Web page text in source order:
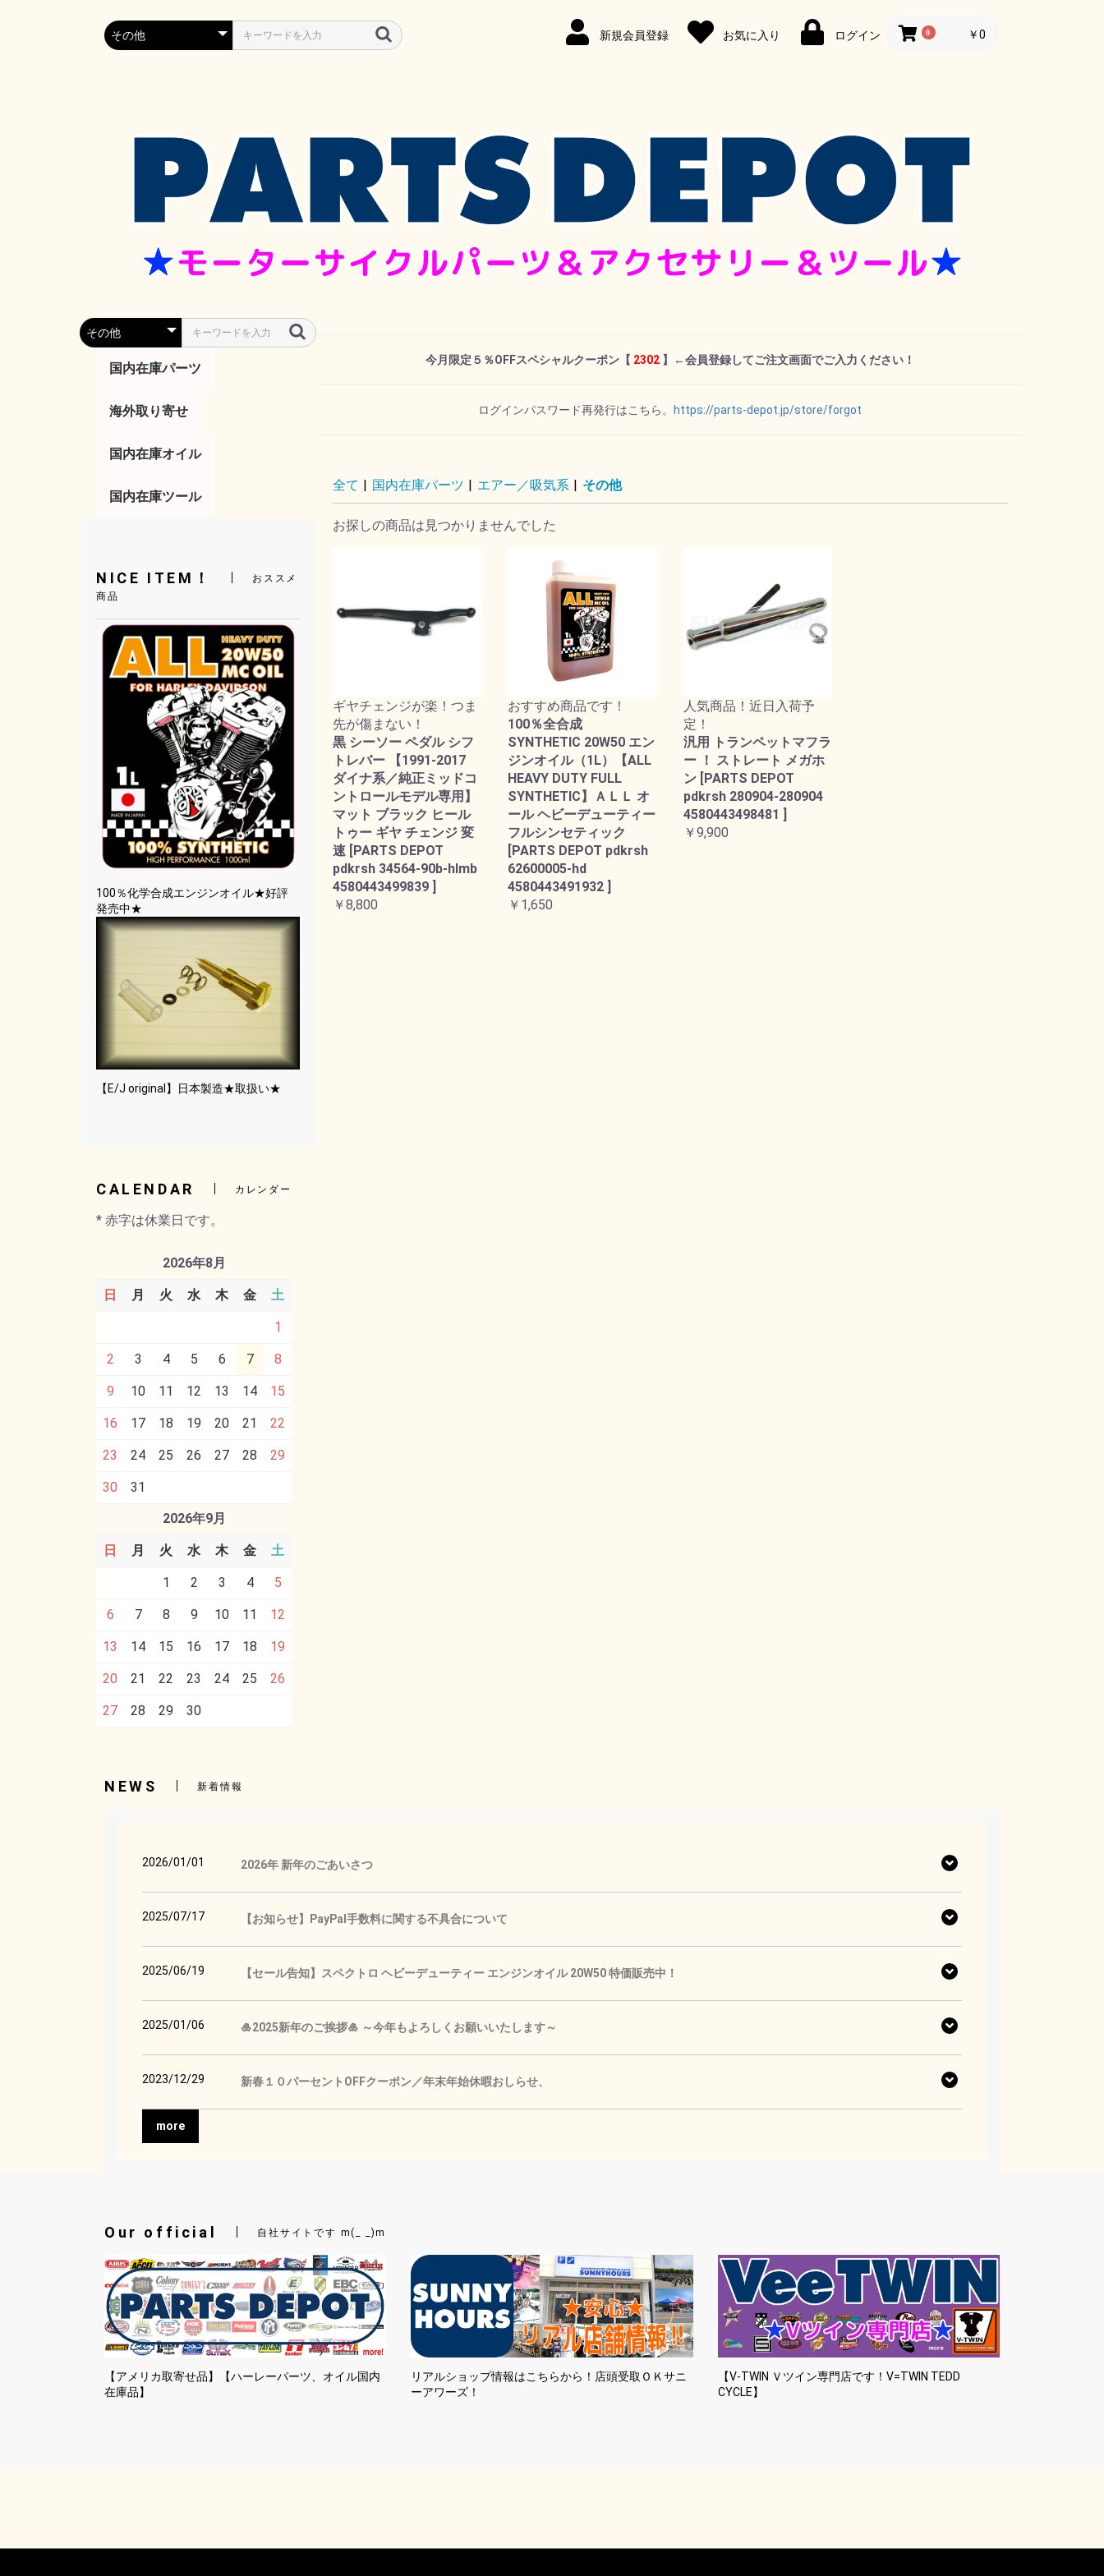
新規会員登録 お気に入り ログイン 0 ￥0
国内在庫パーツ
コントロール
サスペンション
タイヤ／ホイール
タンク／フェンダー
トランスミッション／
フットコントロール
ボディー
マフラー／排気系
ライト／ウインカー
ラック／キャリア
電気系／エレクトリッ
ブレーキ
エアー／吸気系 オイルゲージ
海外取り寄せ
国内在庫オイル
オイル／フィルター SPECTRO スペクトロ
REVTECH レブテック
Royal Purple ロイヤル
ハーレーダビッドソン
MOTOR FACTORYモ
DRAG ドラッグスペシ
MOTUL モチュール
バッテリー
国内在庫ツール
NICE ITEM！
おススメ
商品
100％化学合成エンジンオイル★好評
発売中★
【E/J original】日本製造★取扱い★
CALENDAR カレンダー
* 赤字は休業日です。
2026年8月
日 月 火 水 木 金 土
1
2 3 4 5 6 7 8
9 10 11 12 13 14 15
16 17 18 19 20 21 22
23 24 25 26 27 28 29
30
31
2026年9月
日 月 火 水 木 金 土
1 2 3 4 5
6 7 8 9 10 11 12
13 14 15 16 17 18 19
20 21 22 23 24 25 26
27 28 29 30
今月限定５％OFFスペシャルクーポン【 2302】←会員登録してご注文画面でご入力ください！
ログインパスワード再発行はこちら。 https://parts-depot.jp/store/forgot
全て 国内在庫パーツ エアー／吸気系 その他
お探しの商品は見つかりませんでした
ギヤチェンジが楽！つま
先が傷まない！
黒 シーソー ペダル シフ
トレバー 【1991-2017
ダイナ系／純正ミッドコ
ントロールモデル専用】
マット ブラック ヒール
トゥー ギヤ チェンジ 変
速 [PARTS DEPOT
pdkrsh 34564-90b-hlmb
4580443499839 ]
￥8,800
おすすめ商品です！
100％全合成
SYNTHETIC 20W50 エン
ジンオイル（1L）【ALL
HEAVY DUTY FULL
SYNTHETIC】ＡＬＬ オ
ール ヘビーデューティー
フルシンセティック
[PARTS DEPOT pdkrsh
62600005-hd
4580443491932 ]
￥1,650
人気商品！近日入荷予
定！
汎用 トランペットマフラ
ー ！ ストレート メガホ
ン [PARTS DEPOT
pdkrsh 280904-280904
4580443498481 ]
￥9,900
NEWS 新着情報
2026/01/01 2026年 新年のごあいさつ
2025/07/17 【お知らせ】PayPal手数料に関する不具合について
2025/06/19 【セール告知】スペクトロ ヘビーデューティー エンジンオイル 20W50 特価販売中！
2025/01/06 🎍2025新年のご挨拶🎍 ～今年もよろしくお願いいたします～
2023/12/29 新春１０パーセントOFFクーポン／年末年始休暇おしらせ、
more
Our official 自社サイトです m(_ _)m
【アメリカ取寄せ品】【ハーレーパーツ、オイル国内
在庫品】
リアルショップ情報はこちらから！店頭受取ＯＫサニ
ーアワーズ！
【V-TWIN Ｖツイン専門店です！V=TWIN TEDD
CYCLE】